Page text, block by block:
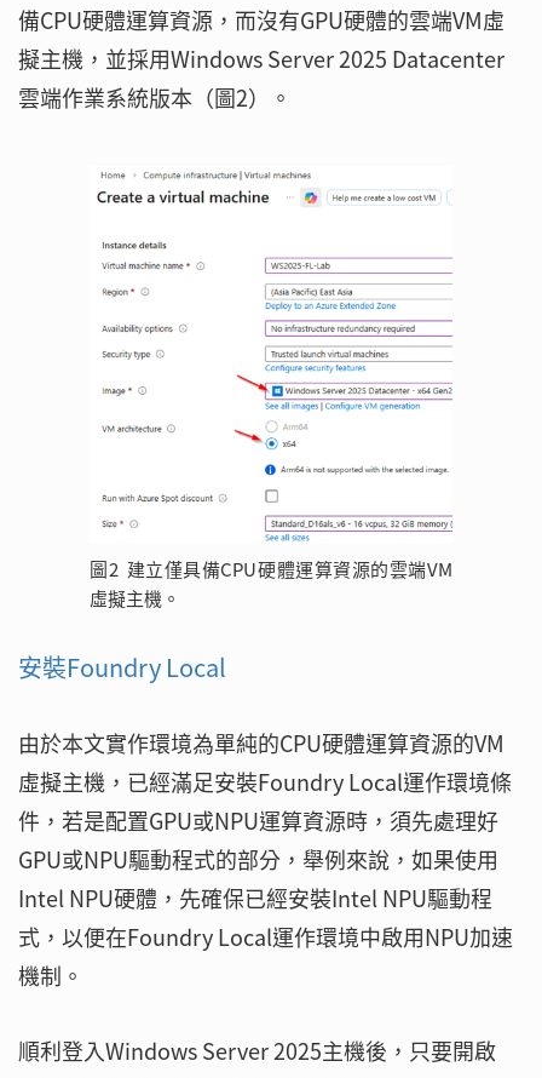
備CPU硬體運算資源，而沒有GPU硬體的雲端VM虛
擬主機，並採用Windows Server 2025 Datacenter
雲端作業系統版本（圖2）。
圖2 建立僅具備CPU硬體運算資源的雲端VM
虛擬主機。
安裝Foundry Local
由於本文實作環境為單純的CPU硬體運算資源的VM
虛擬主機，已經滿足安裝Foundry Local運作環境條
件，若是配置GPU或NPU運算資源時，須先處理好
GPU或NPU驅動程式的部分，舉例來說，如果使用
Intel NPU硬體，先確保已經安裝Intel NPU驅動程
式，以便在Foundry Local運作環境中啟用NPU加速
機制。
順利登入Windows Server 2025主機後，只要開啟